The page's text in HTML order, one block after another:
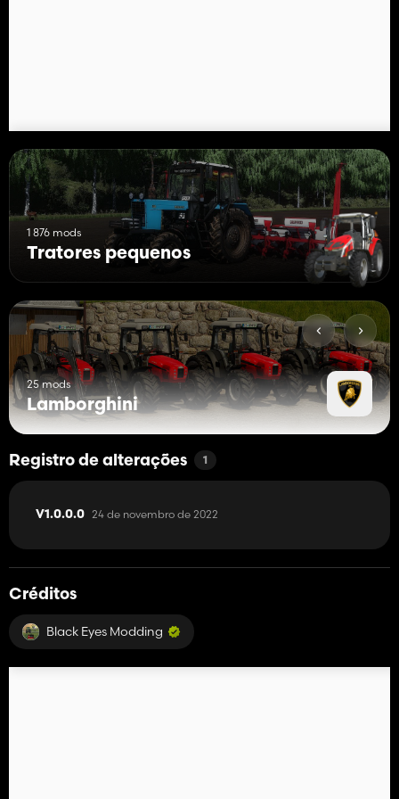
1 876 mods
Tratores pequenos
25 mods
Lamborghini
Registro de alterações 1
V1.0.0.0 24 de novembro de 2022
Créditos
Black Eyes Modding